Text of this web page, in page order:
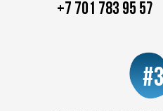
+7 701 783 95 57